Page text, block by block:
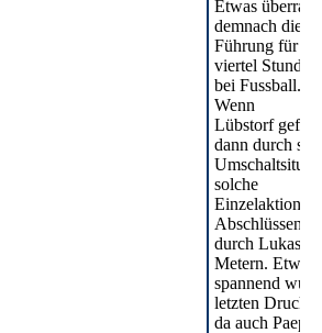
Etwas
demnach die
Führung für
viertel Stunde
bei
Wenn
Lübstorf
dann durch
solche
Einzelaktionen
Abschlüssen
durch Lukas
Metern. Etwas
spannend
letzten
da auch Paepi